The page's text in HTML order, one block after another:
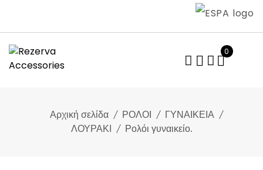
content
0
Αρχική σελίδα ΡΟΛΟΙ
ΓΥΝΑΙΚΕΙΑ
ΛΟΥΡΑΚΙ
Ρολόι γυναικείο.